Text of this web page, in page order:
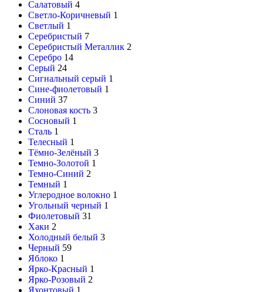
Салатовый 4
Светло-Коричневый 1
Светлый 1
Серебристый 7
Серебристый Металлик 2
Серебро 14
Серый 24
Сигнальный серый 1
Сине-фиолетовый 1
Синий 37
Слоновая кость 3
Сосновый 1
Сталь 1
Телесный 1
Тёмно-Зелёный 3
Темно-Золотой 1
Темно-Синий 2
Темный 1
Углеродное волокно 1
Угольный черный 1
Фиолетовый 31
Хаки 2
Холодный белый 3
Черный 59
Яблоко 1
Ярко-Красный 1
Ярко-Розовый 2
Яхонтовый 1